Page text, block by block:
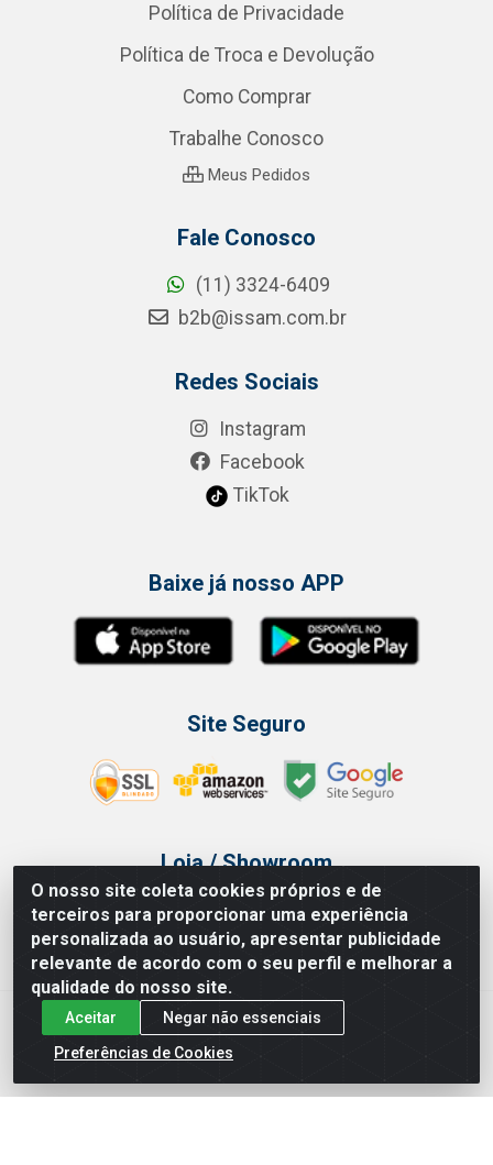
O nosso site coleta cookies próprios e de
terceiros para proporcionar uma experiência
personalizada ao usuário, apresentar publicidade
relevante de acordo com o seu perfil e melhorar a
qualidade do nosso site.
Aceitar
Negar não essenciais
Preferências de Cookies
Política de Privacidade
Política de Troca e Devolução
Como Comprar
Trabalhe Conosco
Meus Pedidos
Fale Conosco
(11) 3324-6409
b2b@issam.com.br
Redes Sociais
Instagram
Facebook
TikTok
Baixe já nosso APP
Site Seguro
Loja / Showroom
Tel.: (11) 3314 6400
Av Vautier, 468 - Pari - São Paulo/SP
Issam Importação e Exportação LTDA - Av. Vautier, 468 - Pari, São
Paulo/ SP - CEP 03032-000 - CNPJ 00.327.385/0003-68